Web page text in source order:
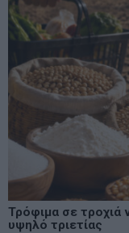
Τρόφιμα σε τροχιά
υψηλό τριετίας